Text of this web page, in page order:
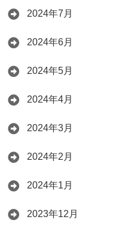
2024年7月
2024年6月
2024年5月
2024年4月
2024年3月
2024年2月
2024年1月
2023年12月